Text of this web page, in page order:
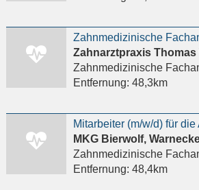
Zahnmedizinische
Zahnarztpraxis
Zahnmedizinische
Entfernung: 48,3km
Zahnmedizinische
Entfernung: 48,4km